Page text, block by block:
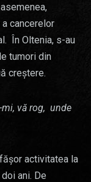
cancerelor
În Oltenia, s-au
tumori din
creștere.
mi, vă rog, unde
activitatea la
ani. De